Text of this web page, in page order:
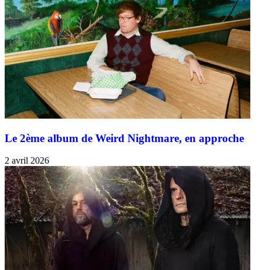
Le 2ème album de Weird Nightmare, en approche
2 avril 2026